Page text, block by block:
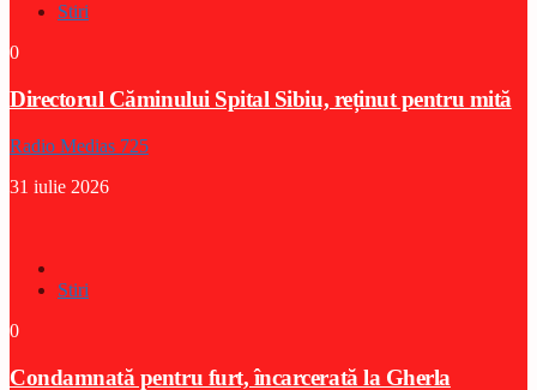
Stiri
0
Directorul Căminului Spital Sibiu, reținut pentru mită
Radio Medias 725
31 iulie 2026
Stiri
0
Condamnată pentru furt, încarcerată la Gherla